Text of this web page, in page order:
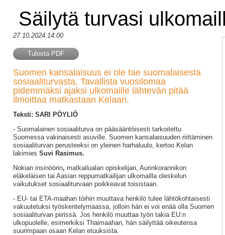
Säilytä turvasi
27.10.2024 14.00
Tulosta PDF
Suomen kansalaisuus ei ole tae suomalaisesta
sosiaaliturvasta. Tavallista vuosilomaa
pidemmäksi ajaksi ulkomaille lähtevän pitää
ilmoittaa matkastaan Kelaan.
Teksti: SARI PÖYLIÖ
- Suomalainen sosiaaliturva on pääsääntöisesti tarkoitettu
Suomessa vakinaisesti asuville. Suomen kansalaisuuden riittäminen
sosiaaliturvan perusteeksi on yleinen harhaluulo, kertoo Kelan
lakimies Suvi Rasimus.
Nokian insinöörin, matkailualan opiskelijan, Aurinkorannikon
eläkeläisen tai Aasian reppumatkailijan ulkomailla oleskelun
vaikutukset sosiaaliturvaan poikkeavat toisistaan.
- EU- tai ETA-maahan töihin muuttava henkilö tulee lähtökohtaisesti
vakuutetuksi työskentelymaassa, jolloin hän ei voi enää olla Suomen
sosiaaliturvan piirissä. Jos henkilö muuttaa työn takia EU:n
ulkopuolelle, esimerkiksi Thaimaahan, hän säilyttää oikeutensa
suurimpaan osaan Kelan etuuksista.